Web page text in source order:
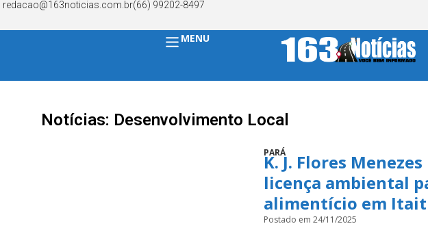
redacao@163noticias.com.br(66) 99202-8497
MENU
Notícias: Desenvolvimento Local
PARÁ
K. J. Flores
licença ambiental
alimentício em
Postado em 24/11/2025